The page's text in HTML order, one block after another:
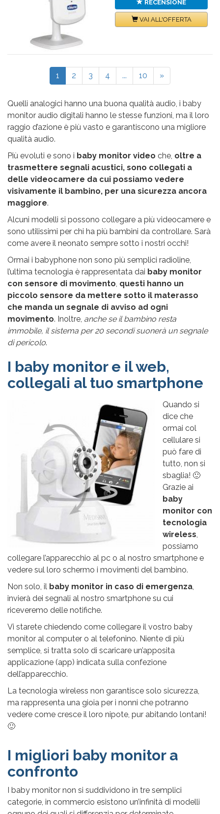
RECENSIONE
VAI ALL'OFFERTA
1 2 3 4 ... 10 »
Quelli analogici hanno una buona qualità audio, i baby
monitor audio digitali hanno le stesse funzioni, ma il loro
raggio d’azione è più vasto e garantiscono una migliore
qualità audio.
Più evoluti e sono i baby monitor video che, oltre a
trasmettere segnali acustici, sono collegati a
delle videocamere da cui possiamo vedere
visivamente il bambino, per una sicurezza ancora
maggiore.
Alcuni modelli si possono collegare a più videocamere e
sono utilissimi per chi ha più bambini da controllare. Sarà
come avere il neonato sempre sotto i nostri occhi!
Ormai i babyphone non sono più semplici radioline,
l’ultima tecnologia è rappresentata dai baby monitor
con sensore di movimento questi hanno un
piccolo sensore da mettere sotto il materasso
che manda un segnale di avviso ad ogni
movimento. Inoltre, anche se il bambino resta
immobile, il sistema per 20 secondi suonerà un segnale
di pericolo.
I baby monitor e il web,
collegali al tuo smartphone
Quando si
dice che
ormai col
cellulare si
può fare di
tutto, non si
sbaglia! 🙂
Grazie ai
baby
monitor con
tecnologia
wireless
possiamo
collegare l’apparecchio al pc o al nostro smartphone e
vedere sul loro schermo i movimenti del bambino.
Non solo, il baby monitor in caso di emergenza
invierà dei segnali al nostro smartphone su cui
riceveremo delle notifiche.
Vi starete chiedendo come collegare il vostro baby
monitor al computer o al telefonino. Niente di più
semplice, si tratta solo di scaricare un’apposita
applicazione (app) indicata sulla confezione
dell’apparecchio.
La tecnologia wireless non garantisce solo sicurezza,
ma rappresenta una gioia per i nonni che potranno
vedere come cresce il loro nipote, pur abitando lontani!
🙂
I migliori baby monitor a
confronto
I baby monitor non si suddividono in tre semplici
categorie, in commercio esistono un’infinità di modelli